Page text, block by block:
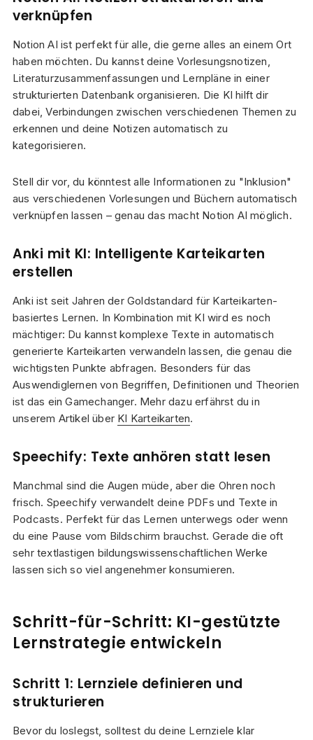
verknüpfen
Notion AI ist perfekt für alle, die gerne alles an einem Ort
haben möchten. Du kannst deine Vorlesungsnotizen,
Literaturzusammenfassungen und Lernpläne in einer
strukturierten Datenbank organisieren. Die KI hilft dir
dabei, Verbindungen zwischen verschiedenen Themen zu
erkennen und deine Notizen automatisch zu
kategorisieren.
Stell dir vor, du könntest alle Informationen zu "Inklusion"
aus verschiedenen Vorlesungen und Büchern automatisch
verknüpfen lassen – genau das macht Notion AI möglich.
Anki mit KI: Intelligente Karteikarten
erstellen
Anki ist seit Jahren der Goldstandard für Karteikarten-
basiertes Lernen. In Kombination mit KI wird es noch
mächtiger: Du kannst komplexe Texte in automatisch
generierte Karteikarten verwandeln lassen, die genau die
wichtigsten Punkte abfragen. Besonders für das
Auswendiglernen von Begriffen, Definitionen und Theorien
ist das ein Gamechanger. Mehr dazu erfährst du in
unserem Artikel über KI Karteikarten.
Speechify: Texte anhören statt lesen
Manchmal sind die Augen müde, aber die Ohren noch
frisch. Speechify verwandelt deine PDFs und Texte in
Podcasts. Perfekt für das Lernen unterwegs oder wenn
du eine Pause vom Bildschirm brauchst. Gerade die oft
sehr textlastigen bildungswissenschaftlichen Werke
lassen sich so viel angenehmer konsumieren.
Schritt-für-Schritt: KI-gestützte
Lernstrategie entwickeln
Schritt 1: Lernziele definieren und
strukturieren
Bevor du loslegst, solltest du deine Lernziele klar